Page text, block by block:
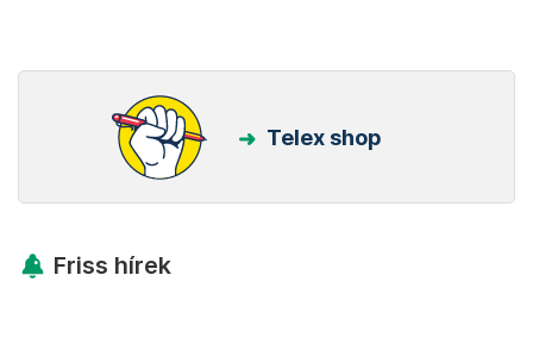
Telex shop
Friss hírek